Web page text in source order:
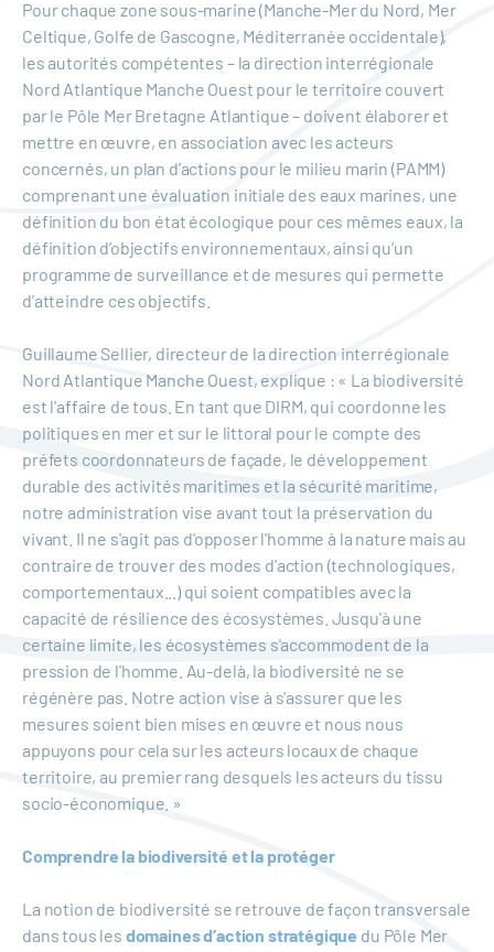
Pour chaque zone sous-marine (Manche-Mer du Nord, Mer
Celtique, Golfe de Gascogne, Méditerranée occidentale),
les autorités compétentes – la direction interrégionale
Nord Atlantique Manche Ouest pour le territoire couvert
par le Pôle Mer Bretagne Atlantique – doivent élaborer et
mettre en œuvre, en association avec les acteurs
concernés, un plan d’actions pour le milieu marin (PAMM)
comprenant une évaluation initiale des eaux marines, une
définition du bon état écologique pour ces mêmes eaux, la
définition d’objectifs environnementaux, ainsi qu’un
programme de surveillance et de mesures qui permette
d’atteindre ces objectifs.
Guillaume Sellier, directeur de la direction interrégionale
Nord Atlantique Manche Ouest, explique : « La biodiversité
est l'affaire de tous. En tant que DIRM, qui coordonne les
politiques en mer et sur le littoral pour le compte des
préfets coordonnateurs de façade, le développement
durable des activités maritimes et la sécurité maritime,
notre administration vise avant tout la préservation du
vivant. Il ne s'agit pas d'opposer l'homme à la nature mais au
contraire de trouver des modes d'action (technologiques,
comportementaux...) qui soient compatibles avec la
capacité de résilience des écosystèmes. Jusqu'à une
certaine limite, les écosystèmes s'accommodent de la
pression de l'homme. Au-delà, la biodiversité ne se
régénère pas. Notre action vise à s'assurer que les
mesures soient bien mises en œuvre et nous nous
appuyons pour cela sur les acteurs locaux de chaque
territoire, au premier rang desquels les acteurs du tissu
socio-économique. »
Comprendre la biodiversité et la protéger
La notion de biodiversité se retrouve de façon transversale
dans tous les domaines d’action stratégique du Pôle Mer